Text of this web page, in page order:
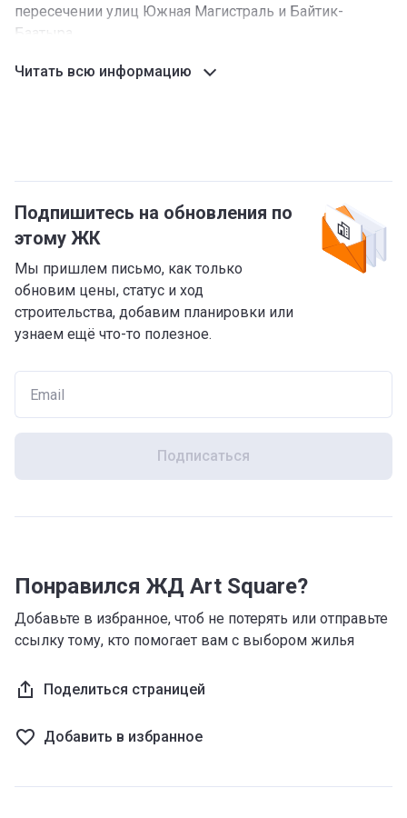
пересечении улиц Южная Магистраль и Байтик-
Баатыра.
Жилой дом «Арт Сквер» расположен в престижном и
спокойном районе, где экологически чистый воздух и
Фасад дома отделан природным камнем белого
мрамора, который подчеркнет высокий статус
жителей жилого дома.
Рядом расположены: школа Газпром и Парк Дружбы
Кыргызстана и Азербайджана им. Гейдара Алиева.
«Арт Сквер» создан лучшими архитекторами столицы
по уникальному проекту с использованием
передовых технологии.
Читать всю информацию
Подпишитесь на обновления по
этому ЖК
Мы пришлем письмо, как только
обновим цены, статус и ход
строительства, добавим планировки или
узнаем ещё что-то полезное.
Подписаться
Понравился ЖД Art Square?
Добавьте в избранное, чтоб не потерять или отправьте
ссылку тому, кто помогает вам с выбором жилья
Поделиться страницей
Добавить в избранное